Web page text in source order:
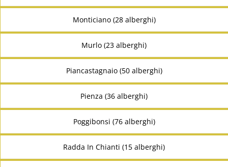
Monticiano (28 alberghi)
Murlo (23 alberghi)
Piancastagnaio (50 alberghi)
Pienza (36 alberghi)
Poggibonsi (76 alberghi)
Radda In Chianti (15 alberghi)